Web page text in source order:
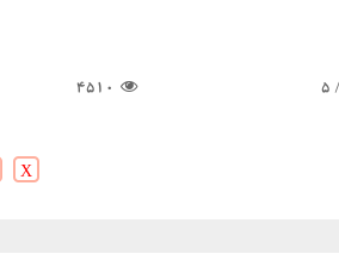
/ 5
4510
X